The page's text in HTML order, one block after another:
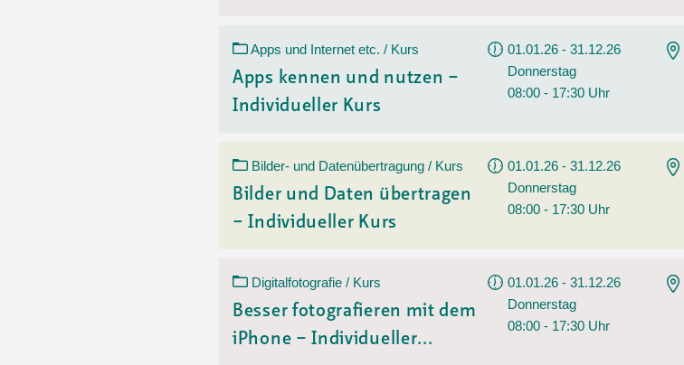
Apps und Internet etc. / Kurs
Apps kennen und nutzen –
Individueller Kurs
01.01.26 - 31.12.26
Donnerstag
08:00 - 17:30 Uhr
Bilder- und Datenübertragung / Kurs
Bilder und Daten übertragen
– Individueller Kurs
01.01.26 - 31.12.26
Donnerstag
08:00 - 17:30 Uhr
Digitalfotografie / Kurs
Besser fotografieren mit dem
iPhone – Individueller...
01.01.26 - 31.12.26
Donnerstag
08:00 - 17:30 Uhr